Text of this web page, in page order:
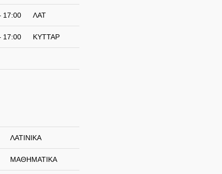
17:00 ΛΑΤ
17:00 ΚΥΤΤΑΡ
ΛΑΤΙΝΙΚΑ
ΜΑΘΗΜΑΤΙΚΑ